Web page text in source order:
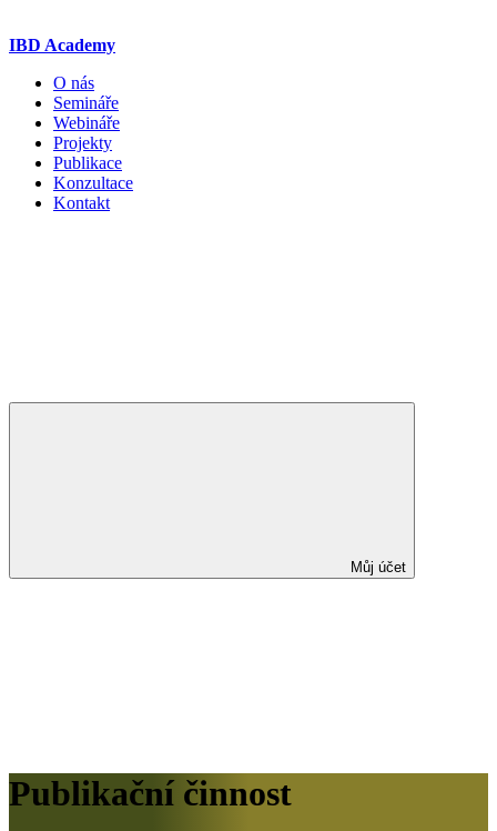
IBD Academy
O nás
Semináře
Webináře
Projekty
Publikace
Konzultace
Kontakt
Můj účet
Publikační činnost